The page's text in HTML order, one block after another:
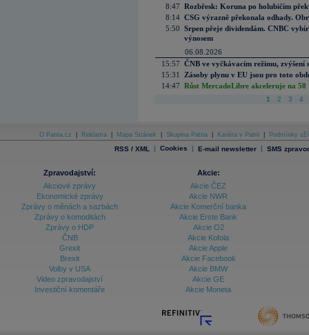
8:47 Rozbřesk: Koruna po holubičím
8:14 CSG výrazně překonala odhady.
5:50 Srpen přeje dividendám. CNBC
výnosem
06.08.2026
15:57 ČNB ve vyčkávacím režimu, zvýšení
15:31
Zásoby plynu v EU jsou pro toto
14:47 Růst MercadoLibre akceleruje na
1 2 3 4
O Patria.cz Reklama Mapa Stránek Skupina Patria Kariéra v Patrii Podmínky
RSS / XML | Cookies | E-mail newsletter | SMS
Zpravodajství:
Akciové zprávy
Ekonomické zprávy
Zprávy o měnách a sazbách
Zprávy o komoditách
Zprávy o HDP
ČNB
Grexit
Brexit
Volby v USA
Video zpravodajství
Investiční komentáře
Akcie:
Akcie ČEZ
Akcie NWR
Akcie Komerční banka
Akcie Erste Bank
Akcie O2
Akcie Kofola
Akcie Apple
Akcie Facebook
Akcie BMW
Akcie GE
Akcie Moneta